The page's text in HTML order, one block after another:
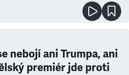
nebojí ani Trumpa, ani
premiér jde proti